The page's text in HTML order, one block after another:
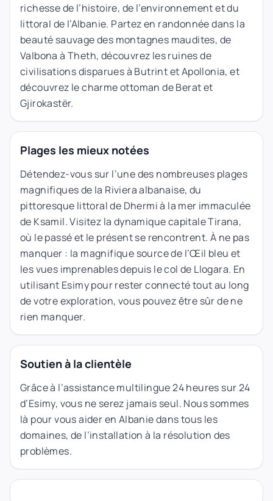
richesse de l’histoire, de l’environnement et du
littoral de l’Albanie. Partez en randonnée dans la
beauté sauvage des montagnes maudites, de
Valbona à Theth, découvrez les ruines de
civilisations disparues à Butrint et Apollonia, et
découvrez le charme ottoman de Berat et
Gjirokastër.
Plages les mieux notées
Détendez-vous sur l’une des nombreuses plages
magnifiques de la Riviera albanaise, du
pittoresque littoral de Dhermi à la mer immaculée
de Ksamil. Visitez la dynamique capitale Tirana,
où le passé et le présent se rencontrent. À ne pas
manquer : la magnifique source de l’Œil bleu et
les vues imprenables depuis le col de Llogara. En
utilisant Esimy pour rester connecté tout au long
de votre exploration, vous pouvez être sûr de ne
rien manquer.
Soutien à la clientèle
Grâce à l’assistance multilingue 24 heures sur 24
d’Esimy, vous ne serez jamais seul. Nous sommes
là pour vous aider en Albanie dans tous les
domaines, de l’installation à la résolution des
problèmes.